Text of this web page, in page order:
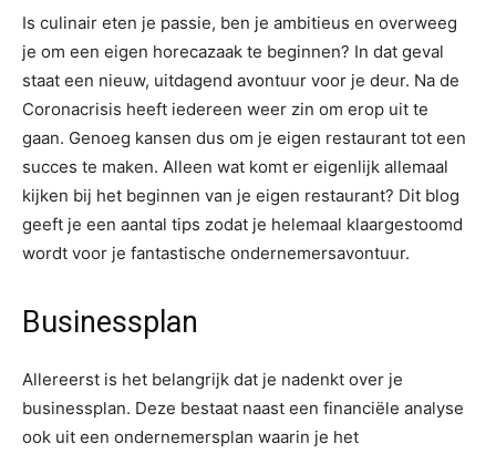
Is culinair eten je passie, ben je ambitieus en overweeg
je om een eigen horecazaak te beginnen? In dat geval
staat een nieuw, uitdagend avontuur voor je deur. Na de
Coronacrisis heeft iedereen weer zin om erop uit te
gaan. Genoeg kansen dus om je eigen restaurant tot een
succes te maken. Alleen wat komt er eigenlijk allemaal
kijken bij het beginnen van je eigen restaurant? Dit blog
geeft je een aantal tips zodat je helemaal klaargestoomd
wordt voor je fantastische ondernemersavontuur.
Businessplan
Allereerst is het belangrijk dat je nadenkt over je
businessplan. Deze bestaat naast een financiële analyse
ook uit een ondernemersplan waarin je het